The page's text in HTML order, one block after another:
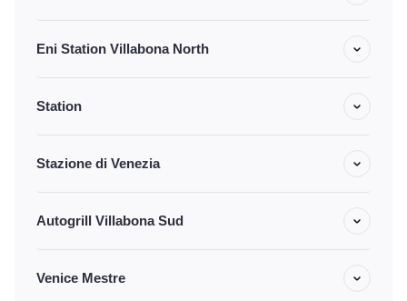
Eni Station Villabona North
Station
Stazione di Venezia
Autogrill Villabona Sud
Venice Mestre